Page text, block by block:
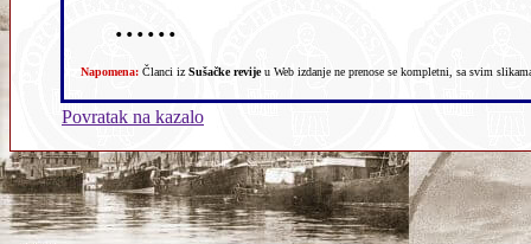
......
Napomena: Članci izSušačke revijeu Web izdanje ne prenose se kompletni, sa svim
Povratak na kazalo